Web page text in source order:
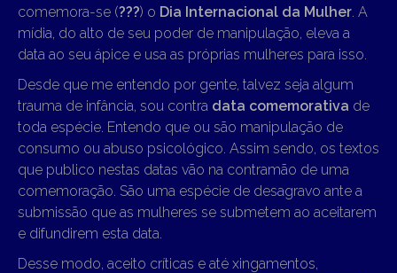
comemora-se (???) o Dia Internacional da Mulher . A
mídia, do alto de seu poder de manipulação, eleva a
data ao seu ápice e usa as próprias mulheres para isso.
Desde que me entendo por gente, talvez seja algum
trauma de infância, sou contra data comemorativa de
toda espécie. Entendo que ou são manipulação de
consumo ou abuso psicológico. Assim sendo, os textos
que publico nestas datas vão na contramão de uma
comemoração. São uma espécie de desagravo ante a
submissão que as mulheres se submetem ao aceitarem
e difundirem esta data.
Desse modo, aceito críticas e até xingamentos,